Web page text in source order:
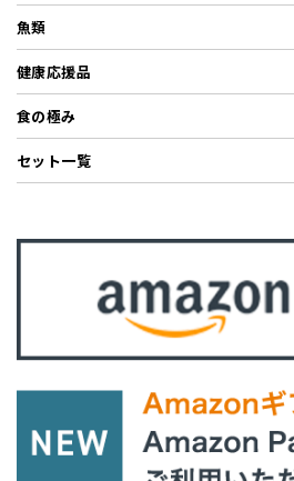
魚類
健康応援品
食の極み
セット一覧